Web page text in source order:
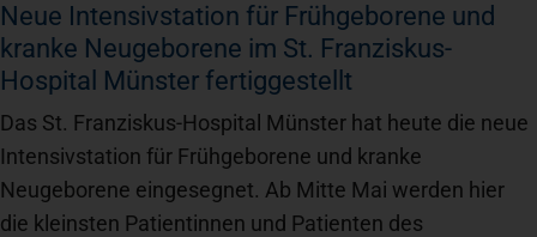
Patientensicherheit
Unsere Werte
Karriere
Neue Intensivstation für Frühgeborene und
kranke Neugeborene im St. Franziskus-
Hospital Münster fertiggestellt
Das St. Franziskus-Hospital Münster hat heute die neue
Intensivstation für Frühgeborene und kranke
Neugeborene eingesegnet. Ab Mitte Mai werden hier
die kleinsten Patientinnen und Patienten des